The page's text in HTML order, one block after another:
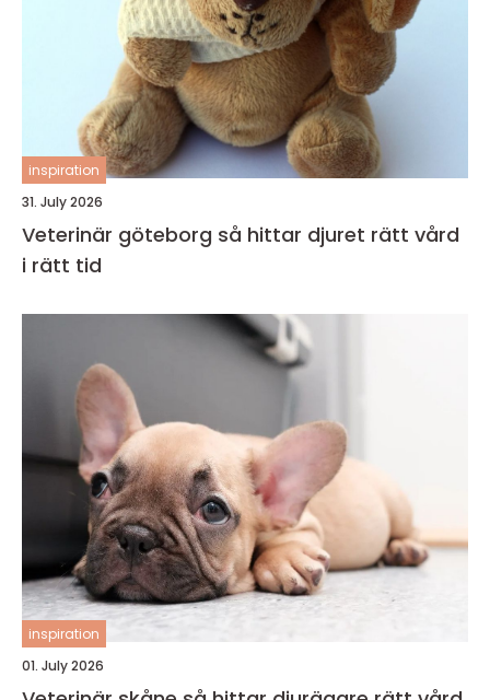
inspiration
31. July 2026
Veterinär göteborg så hittar djuret rätt vård
i rätt tid
inspiration
01. July 2026